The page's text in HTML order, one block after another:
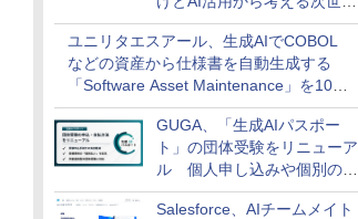
ファイナンス戦略
ユニリタエスアール、生成AIでCOBOL
などの資産から仕様書を自動生成する
「Software Asset Maintenance」を10月
に発売
GUGA、「生成AIパスポー
ト」の団体受験をリニューア
ル 個人申し込みや個別の支
払いなどに対応
Salesforce、AIチームメイト